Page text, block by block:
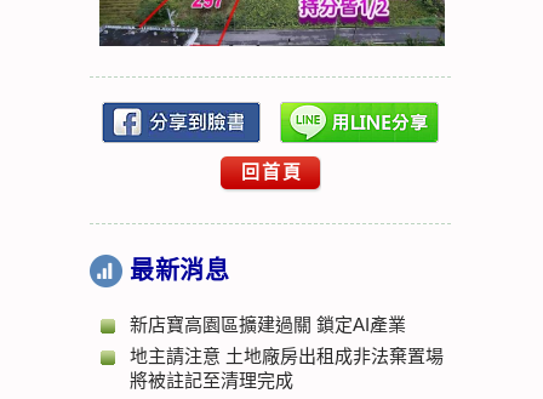
回首頁
最新消息
新店寶高園區擴建過關 鎖定AI產業
地主請注意 土地廠房出租成非法棄置場
將被註記至清理完成